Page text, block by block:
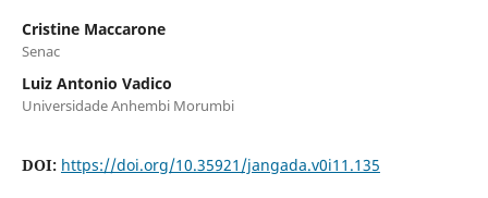
Cristine Maccarone
Senac
Luiz Antonio Vadico
Universidade Anhembi Morumbi
DOI: https://doi.org/10.35921/jangada.v0i11.135